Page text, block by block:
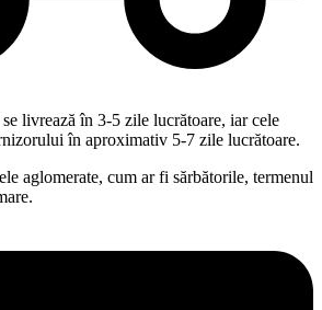
livrează în 3-5 zile lucrătoare, iar cele
în aproximativ 5-7 zile lucrătoare.
aglomerate, cum ar fi sărbătorile, termenul